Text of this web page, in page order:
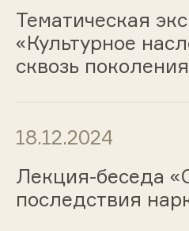
Тематическая
«Культурное
сквозь
18.12.2024
Лекция-беседа
последствия